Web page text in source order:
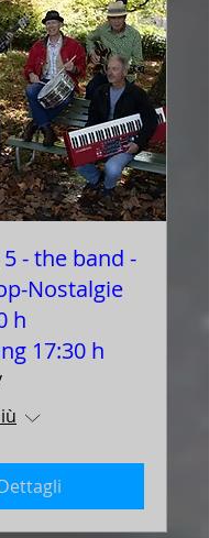
- the band -
Nostalgie
h
17:30 h